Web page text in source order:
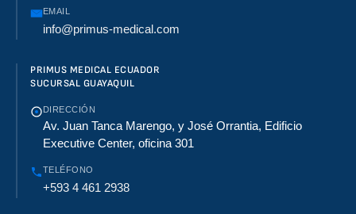
EMAIL
info@primus-medical.com
PRIMUS MEDICAL ECUADOR
SUCURSAL GUAYAQUIL
DIRECCIÓN
Av. Juan Tanca Marengo, y José Orrantia, Edificio
Executive Center, oficina 301
TELÉFONO
+593 4 461 2938